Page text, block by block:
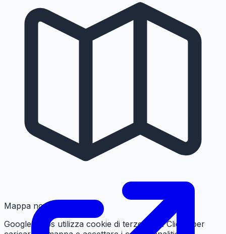
Mappa non caricata
Google Maps utilizza cookie di terze parti. Clicca per